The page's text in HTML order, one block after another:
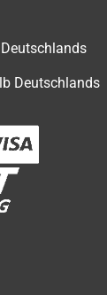
Deutschlands